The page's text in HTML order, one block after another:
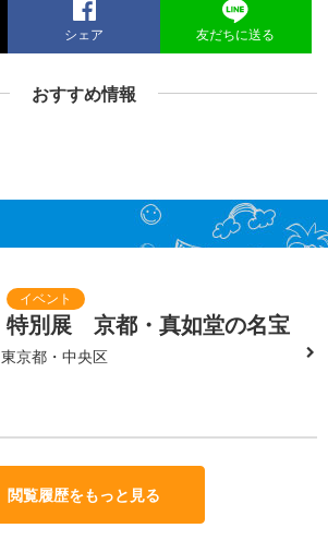
シェア 友だちに送る
おすすめ情報
特別展 京都・真如堂の名宝
東京都・中央区
閲覧履歴をもっと見る